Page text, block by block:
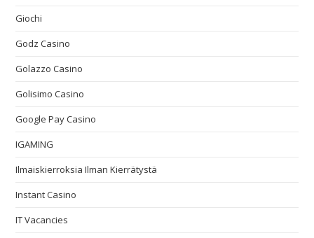
Giochi
Godz Casino
Golazzo Casino
Golisimo Casino
Google Pay Casino
IGAMING
Ilmaiskierroksia Ilman Kierrätystä
Instant Casino
IT Vacancies